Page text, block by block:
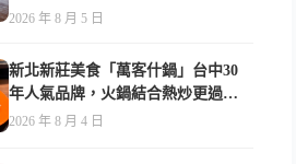
食，難怪在地人天天報到-附菜單
2026 年 8 月 5 日
新北新莊美食「萬客什鍋」台中30
年人氣品牌，火鍋結合熱炒更過
癮！-附菜單
2026 年 8 月 4 日